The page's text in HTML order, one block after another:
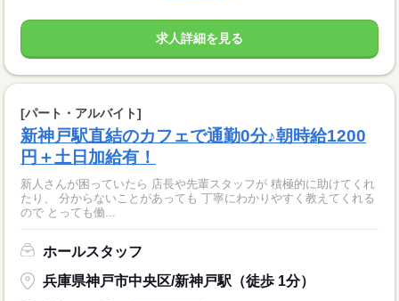
求人詳細を見る
[パート・アルバイト]
新神戸駅直結のカフェで通勤0分♪朝時給1200
円＋土日加給有！
新人さんが困っていたら 店長や先輩スタッフが 積極的に助けてくれ
たり、 分からないことがあっても 丁寧にわかりやすく教えてくれる
ので とっても働...
ホールスタッフ
兵庫県神戸市中央区/新神戸駅（徒歩 1分）